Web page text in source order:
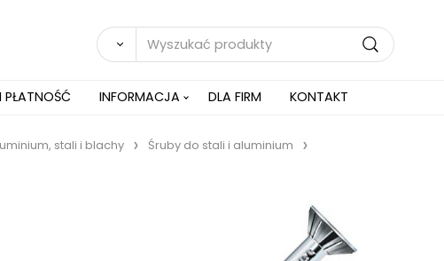
PŁATNOŚĆ INFORMACJA DLA FIRM KONTAKT
stali i blachy Śruby do stali i aluminium